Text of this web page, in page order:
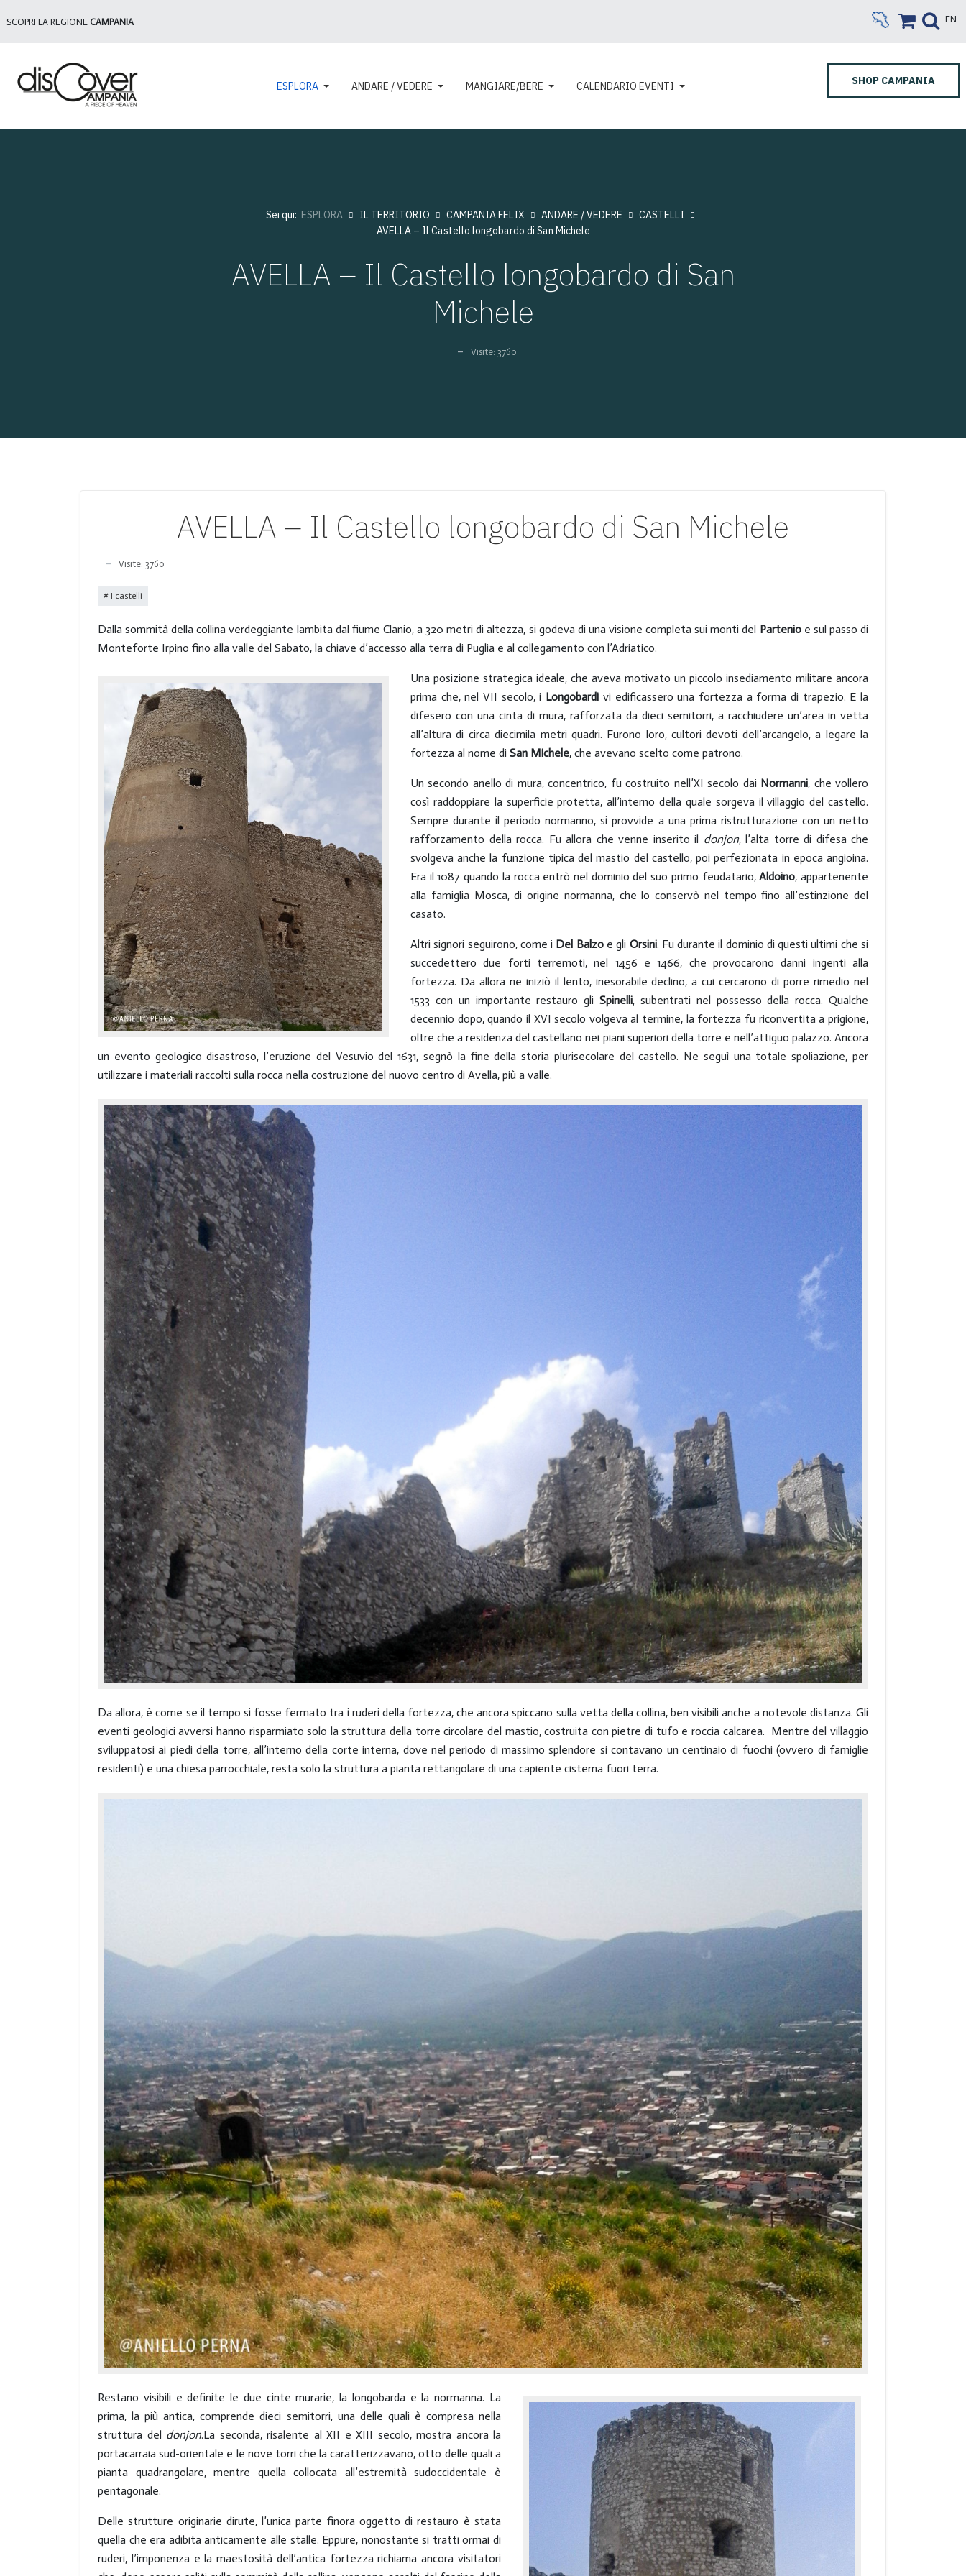
SCOPRI LA REGIONE CAMPANIA EN
ESPLORA ANDARE / VEDERE MANGIARE/BERE CALENDARIO EVENTI SHOP CAMPANIA
Sei qui: ESPLORA IL TERRITORIO CAMPANIA FELIX ANDARE / VEDERE
CASTELLI
AVELLA – Il Castello longobardo di San Michele
AVELLA – Il Castello longobardo di San
Michele
Visite: 3760
AVELLA – Il Castello longobardo di San Michele
Visite: 3760
I castelli
Dalla sommità della collina verdeggiante lambita dal fiume Clanio, a 320 metri di altezza, si godeva di una visione completa sui monti del Partenio e sul passo di
Monteforte Irpino fino alla valle del Sabato, la chiave d’accesso alla terra di Puglia e al collegamento con l’Adriatico.
Una posizione strategica ideale, che aveva motivato un piccolo insediamento militare ancora
prima che, nel VII secolo, i Longobardi vi edificassero una fortezza a forma di trapezio. E la
difesero con una cinta di mura, rafforzata da dieci semitorri, a racchiudere un’area in vetta
all’altura di circa diecimila metri quadri. Furono loro, cultori devoti dell’arcangelo, a legare la
fortezza al nome di San Michele, che avevano scelto come patrono.
Un secondo anello di mura, concentrico, fu costruito nell’XI secolo dai Normanni, che vollero
così raddoppiare la superficie protetta, all’interno della quale sorgeva il villaggio del castello.
Sempre durante il periodo normanno, si provvide a una prima ristrutturazione con un netto
rafforzamento della rocca. Fu allora che venne inserito il donjon, l’alta torre di difesa che
svolgeva anche la funzione tipica del mastio del castello, poi perfezionata in epoca angioina.
Era il 1087 quando la rocca entrò nel dominio del suo primo feudatario,Aldoino, appartenente
alla famiglia Mosca, di origine normanna, che lo conservò nel tempo fino all’estinzione del
casato.
Altri signori seguirono, come i Del Balzoe gli Orsini. Fu durante il dominio di questi ultimi che si
succedettero due forti terremoti, nel 1456 e 1466, che provocarono danni ingenti alla
fortezza. Da allora ne iniziò il lento, inesorabile declino, a cui cercarono di porre rimedio nel
1533 con un importante restauro gli Spinelli, subentrati nel possesso della rocca. Qualche
decennio dopo, quando il XVI secolo volgeva al termine, la fortezza fu riconvertita a prigione,
oltre che a residenza del castellano nei piani superiori della torre e nell’attiguo palazzo. Ancora
un evento geologico disastroso, l’eruzione del Vesuvio del 1631, segnò la fine della storia plurisecolare del castello. Ne seguì una totale spoliazione, per
utilizzare i materiali raccolti sulla rocca nella costruzione del nuovo centro di Avella, più a valle.
Da allora, è come se il tempo si fosse fermato tra i ruderi della fortezza, che ancora spiccano sulla vetta della collina, ben visibili anche a notevole distanza. Gli
eventi geologici avversi hanno risparmiato solo la struttura della torre circolare del mastio, costruita con pietre di tufo e roccia calcarea. Mentre del villaggio
sviluppatosi ai piedi della torre, all’interno della corte interna, dove nel periodo di massimo splendore si contavano un centinaio di fuochi (ovvero di famiglie
residenti) e una chiesa parrocchiale, resta solo la struttura a pianta rettangolare di una capiente cisterna fuori terra.
Restano visibili e definite le due cinte murarie, la longobarda e la normanna. La
prima, la più antica, comprende dieci semitorri, una delle quali è compresa nella
struttura del donjon.La seconda, risalente al XII e XIII secolo, mostra ancora la
portacarraia sud-orientale e le nove torri che la caratterizzavano, otto delle quali a
pianta quadrangolare, mentre quella collocata all’estremità sudoccidentale è
pentagonale.
Delle strutture originarie dirute, l’unica parte finora oggetto di restauro è stata
quella che era adibita anticamente alle stalle. Eppure, nonostante si tratti ormai di
ruderi, l’imponenza e la maestosità dell’antica fortezza richiama ancora visitatori